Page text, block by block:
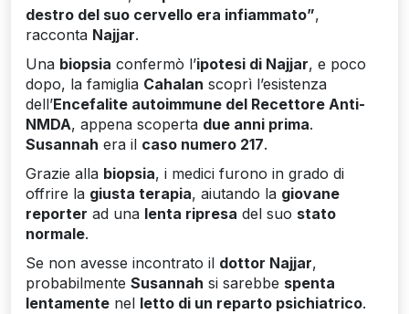
destro del suo cervello era infiammato”,
racconta Najjar.
Una biopsia confermò l’ipotesi di Najjar, e poco
dopo, la famiglia Cahalan scoprì l’esistenza
dell’Encefalite autoimmune del Recettore Anti-
NMDA, appena scoperta due anni prima.
Susannah era il caso numero 217.
Grazie alla biopsia, i medici furono in grado di
offrire la giusta terapia, aiutando la giovane
reporter ad una lenta ripresa del suo stato
normale.
Se non avesse incontrato il dottor Najjar,
probabilmente Susannah si sarebbe spenta
lentamente nel letto di un reparto psichiatrico.